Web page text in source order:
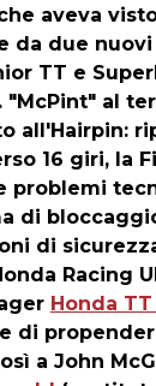
aveva
da due nuovi
TT e
"McPint" al
all'Hairpin:
16 giri, la
problemi
di
di
Racing
Honda
di
a John